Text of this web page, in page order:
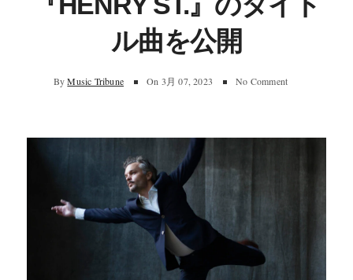
ル曲を公開
By Music Tribune On 3月 07, 2023 No Comment